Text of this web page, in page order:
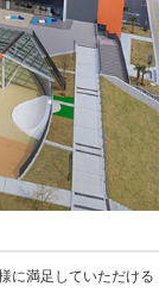
に満足していただける